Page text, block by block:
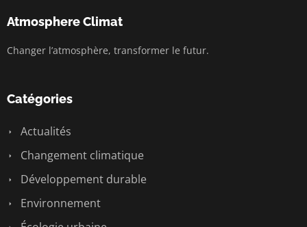
Atmosphere Climat
Changer l’atmosphère, transformer le futur.
Catégories
Actualités
Changement climatique
Développement durable
Environnement